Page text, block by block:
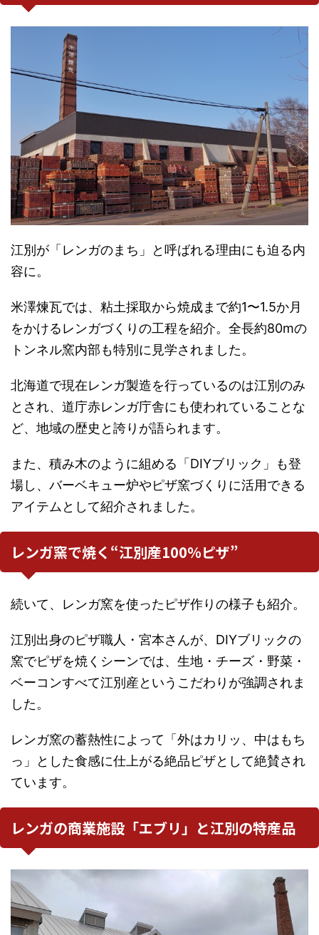
江別が「レンガのまち」と呼ばれる理由にも迫る内
容に。
米澤煉瓦では、粘土採取から焼成まで約1〜1.5か月
をかけるレンガづくりの工程を紹介。全長約80mの
トンネル窯内部も特別に見学されました。
北海道で現在レンガ製造を行っているのは江別のみ
とされ、道庁赤レンガ庁舎にも使われていることな
ど、地域の歴史と誇りが語られます。
また、積み木のように組める「DIYブリック」も登
場し、バーベキュー炉やピザ窯づくりに活用できる
アイテムとして紹介されました。
レンガ窯で焼く“江別産100％ピザ”
続いて、レンガ窯を使ったピザ作りの様子も紹介。
江別出身のピザ職人・宮本さんが、DIYブリックの
窯でピザを焼くシーンでは、生地・チーズ・野菜・
ベーコンすべて江別産というこだわりが強調されま
した。
レンガ窯の蓄熱性によって「外はカリッ、中はもち
っ」とした食感に仕上がる絶品ピザとして絶賛され
ています。
レンガの商業施設「エブリ」と江別の特産品